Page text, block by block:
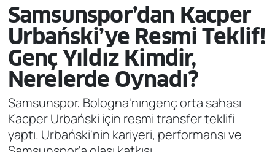
Samsunspor’dan Kacper
Urbański’ye Resmi Teklif!
Genç Yıldız Kimdir,
Nerelerde Oynadı?
Samsunspor, Bologna'nıngenç orta sahası
Kacper Urbański için resmi transfer teklifi
yaptı. Urbański'nin kariyeri, performansı ve
Asayiş
Bilim ve Teknoloji
Bölge
Dünya
Ekonomi
Tüm Manşetler
Son Dakika Haberleri
Haber Arşivi